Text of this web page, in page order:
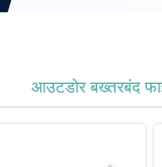
आउटडोर बख्तरबंद